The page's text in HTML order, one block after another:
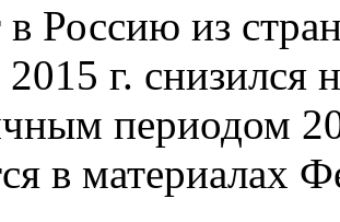
Россию из
2015 г.
периодом
в материалах